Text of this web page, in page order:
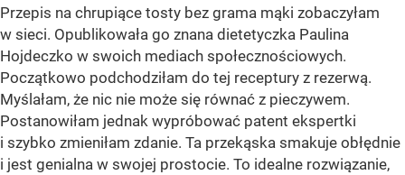
Przepis na chrupiące tosty bez grama mąki zobaczyłam
w sieci. Opublikowała go znana dietetyczka Paulina
Hojdeczko w swoich mediach społecznościowych.
Początkowo podchodziłam do tej receptury z rezerwą.
Myślałam, że nic nie może się równać z pieczywem.
Postanowiłam jednak wypróbować patent ekspertki
i szybko zmieniłam zdanie. Ta przekąska smakuje obłędnie
i jest genialna w swojej prostocie. To idealne rozwiązanie,